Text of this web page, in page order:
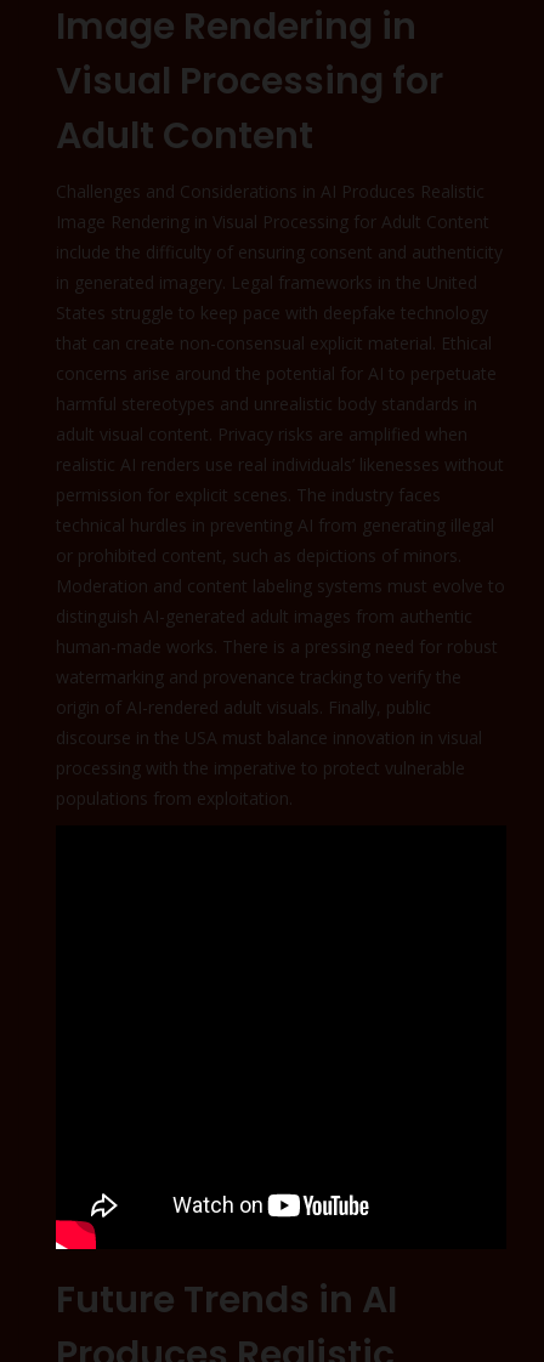
Image Rendering in
Visual Processing for
Adult Content
Challenges and Considerations in AI Produces Realistic
Image Rendering in Visual Processing for Adult Content
include the difficulty of ensuring consent and authenticity
in generated imagery. Legal frameworks in the United
States struggle to keep pace with deepfake technology
that can create non-consensual explicit material. Ethical
concerns arise around the potential for AI to perpetuate
harmful stereotypes and unrealistic body standards in
adult visual content. Privacy risks are amplified when
realistic AI renders use real individuals’ likenesses without
permission for explicit scenes. The industry faces
technical hurdles in preventing AI from generating illegal
or prohibited content, such as depictions of minors.
Moderation and content labeling systems must evolve to
distinguish AI-generated adult images from authentic
human-made works. There is a pressing need for robust
watermarking and provenance tracking to verify the
origin of AI-rendered adult visuals. Finally, public
discourse in the USA must balance innovation in visual
processing with the imperative to protect vulnerable
populations from exploitation.
Future Trends in AI